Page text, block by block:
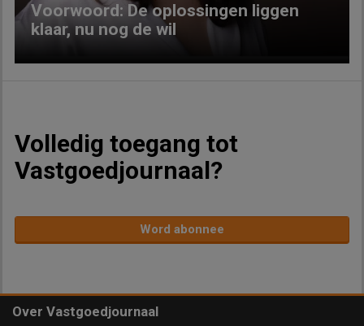
Voorwoord: De oplossingen liggen
klaar, nu nog de wil
Volledig toegang tot
Vastgoedjournaal?
Word abonnee
Over Vastgoedjournaal